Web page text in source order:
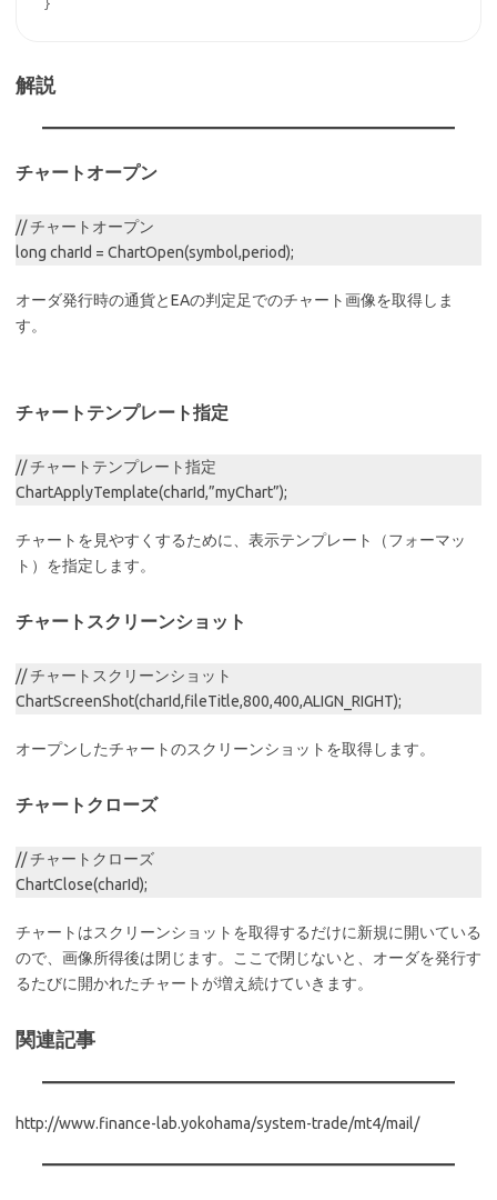
解説
チャートオープン
// チャートオープン
long charId = ChartOpen(symbol,period);
オーダ発行時の通貨とEAの判定足でのチャート画像を取得しま
す。
チャートテンプレート指定
// チャートテンプレート指定
ChartApplyTemplate(charId,”myChart”);
チャートを見やすくするために、表示テンプレート（フォーマッ
ト）を指定します。
チャートスクリーンショット
// チャートスクリーンショット
ChartScreenShot(charId,fileTitle,800,400,ALIGN_RIGHT);
オープンしたチャートのスクリーンショットを取得します。
チャートクローズ
// チャートクローズ
ChartClose(charId);
チャートはスクリーンショットを取得するだけに新規に開いている
ので、画像所得後は閉じます。ここで閉じないと、オーダを発行す
るたびに開かれたチャートが増え続けていきます。
関連記事
http://www.finance-lab.yokohama/system-trade/mt4/mail/